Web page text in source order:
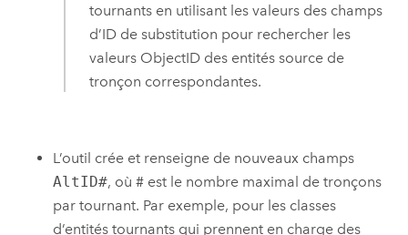
tournants en utilisant les valeurs des champs
d’ID de substitution pour rechercher les
valeurs ObjectID des entités source de
tronçon correspondantes.
L’outil crée et renseigne de nouveaux champs
AltID#, où # est le nombre maximal de tronçons
par tournant. Par exemple, pour les classes
d’entités tournants qui prennent en charge des